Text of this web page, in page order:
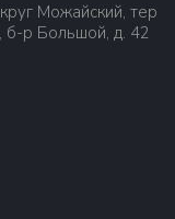
Можайский, тер
б-р Большой, д. 42